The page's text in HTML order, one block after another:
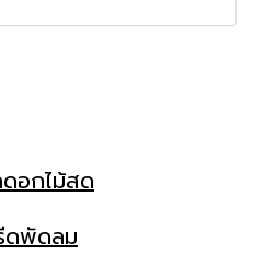
อกไม้สด
พัดลม